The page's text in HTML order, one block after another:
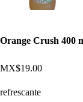
Orange Crush 400
MX$19.00
refrescante